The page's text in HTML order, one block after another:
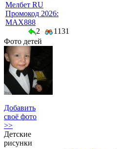
Мелбет RU
Промокод 2026:
MAX888
2
1131
Фото детей
Добавить
своё фото
>>
Детские
рисунки